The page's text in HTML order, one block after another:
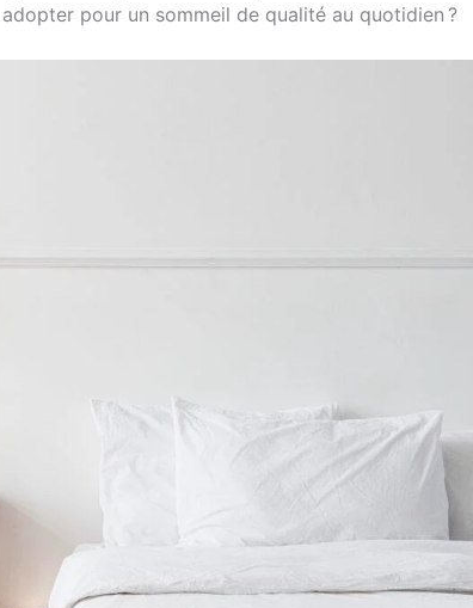
pour un sommeil de qualité au quotidien ?